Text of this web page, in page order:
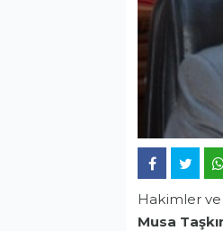
Hakimler ve
Musa